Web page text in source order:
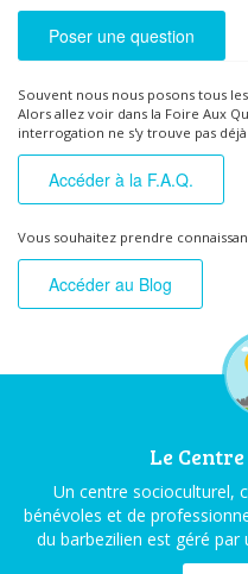
Poser une question
Souvent nous nous posons tous
Alors allez voir dans la Foire Aux
interrogation ne s'y trouve pas déjà
Accéder à la F.A.Q.
Vous souhaitez prendre
Accéder au Blog
Le
Un centre socioculturel,
bénévoles et de
du barbezilien est géré